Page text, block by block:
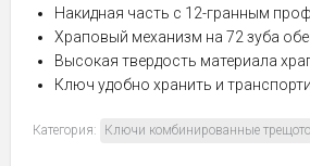
Накидная часть с 12-гранным
Храповый механизм на 72 зуба
Высокая твердость материала
Ключ удобно хранить и
Категория: Ключи комбинированные